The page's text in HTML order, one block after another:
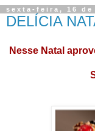
sexta-feira, 16 de
DELÍCIA
Nesse Natal